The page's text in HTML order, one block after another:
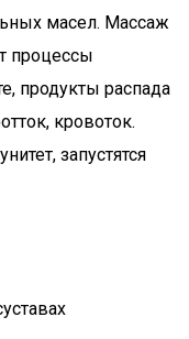
масел. Массаж
процессы
продукты распада
кровоток.
запустятся